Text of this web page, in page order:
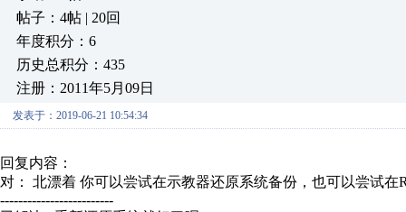
帖子：4帖 | 20回
年度积分：6
历史总积分：435
注册：2011年5月09日
发表于：2019-06-21 10:54:34
回复内容：
对： 北漂着 你可以尝试在示教器还原系统备份，也可以尝试在
-------------------------